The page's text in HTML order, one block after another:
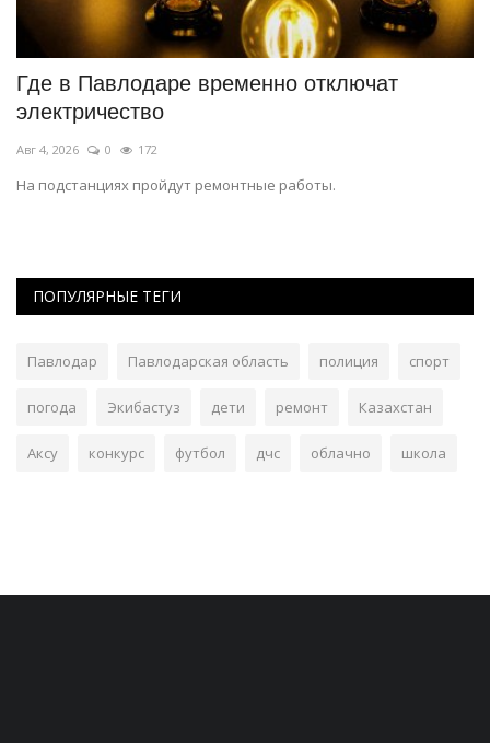
Где в Павлодаре временно отключат
электричество
Авг 4, 2026 0 172
На подстанциях пройдут ремонтные работы.
ПОПУЛЯРНЫЕ ТЕГИ
Павлодар Павлодарская область полиция спорт
погода Экибастуз дети ремонт Казахстан
Аксу конкурс футбол дчс облачно школа